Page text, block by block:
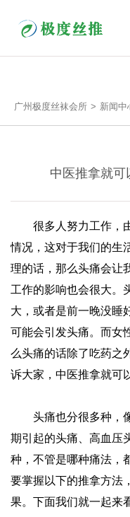
广州极度丝袜会所 新闻中
中医推拿就
很多人努力工作，由
情况，这对于我们的生
理的话，那么头痛会让
工作的影响也会很大。
大，或者是前一晚没睡
可能会引发头痛。而女
么头痛的话除了吃药之
诉大家，中医推拿就可
头痛也分很多种，像
期引起的头痛、高血压
种，不管是哪种痛法，
要掌握以下的推拿方法
果。下面我们就一起来